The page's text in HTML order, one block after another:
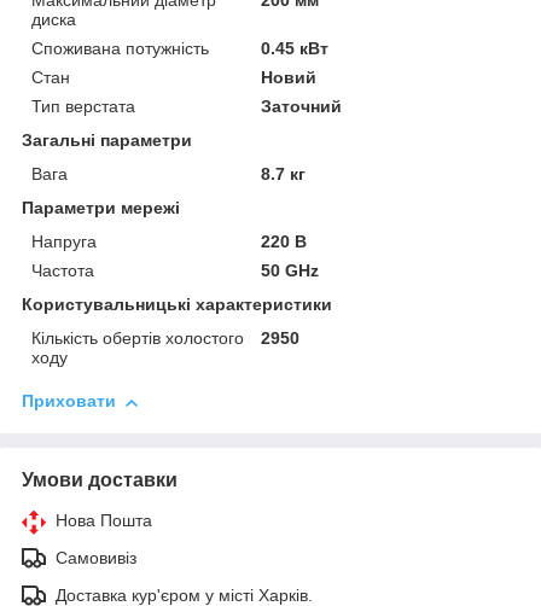
диска
Споживана потужність
0.45 кВт
Стан
Новий
Тип верстата
Заточний
Загальні параметри
Вага
8.7 кг
Параметри мережі
Напруга
220 В
Частота
50 GHz
Користувальницькі характеристики
Кількість обертів холостого
ходу
2950
Приховати
Умови доставки
Нова Пошта
Самовивіз
Доставка кур'єром у місті Харків.